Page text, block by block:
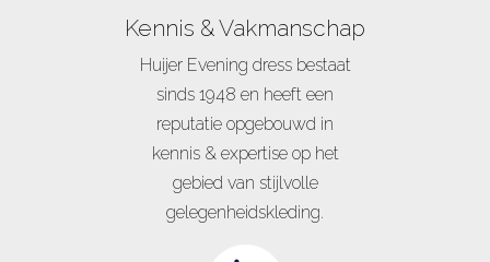
Kennis & Vakmanschap
Huijer Evening dress bestaat
sinds 1948 en heeft een
reputatie opgebouwd in
kennis & expertise op het
gebied van stijlvolle
gelegenheidskleding.